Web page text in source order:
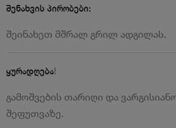
შენახვის პირობები:
შეინახეთ მშრალ გრილ ადგილას.
ყურადღება!
გამოშვების თარიღი და
შეფუთვაზე.